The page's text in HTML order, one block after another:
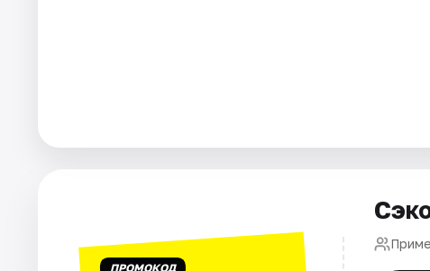
Площадки
ПРОМОКОД